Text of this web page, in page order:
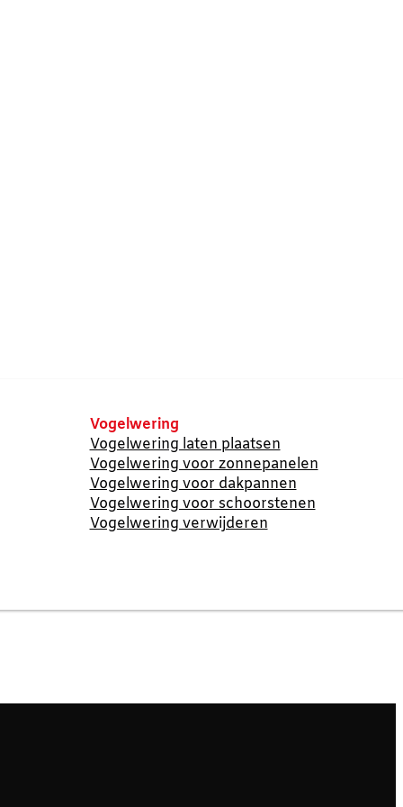
Vogelwering
Vogelwering laten plaatsen
Vogelwering voor zonnepanelen
Vogelwering voor dakpannen
Vogelwering voor schoorstenen
Vogelwering verwijderen